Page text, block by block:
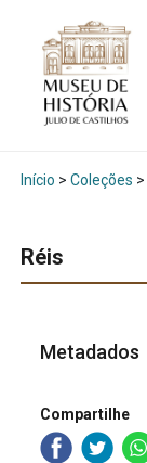
Início > Coleções >
Réis
Metadados
Compartilhe